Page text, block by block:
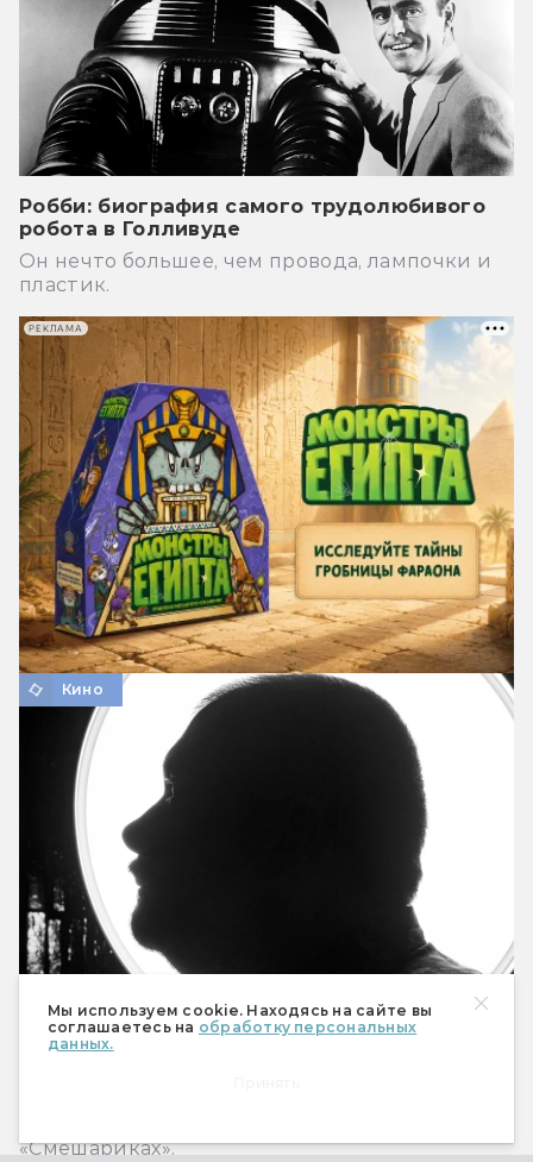
Мы используем cookie. Находясь на сайте вы
соглашаетесь на обработку персональных
данных.
Робби: биография самого трудолюбивого
робота в Голливуде
Он нечто большее, чем провода, лампочки и
пластик.
Кино
«”Смешарики” вернули мне веру в
человечество»: беседа с Сергеем
«Смешариках».
РЕКЛАМА